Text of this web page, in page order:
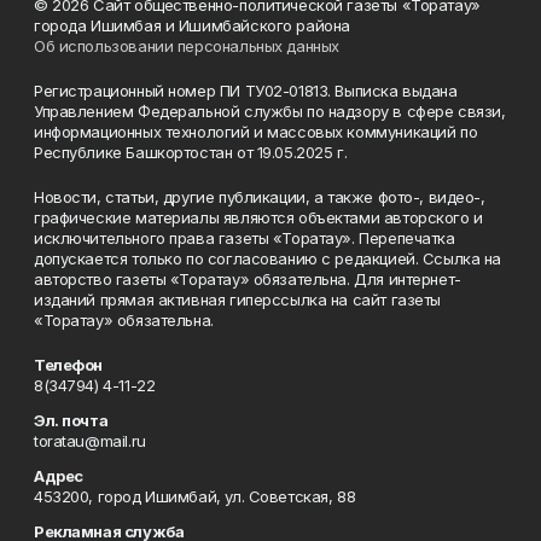
© 2026 Сайт общественно-политической газеты «Торатау»
города Ишимбая и Ишимбайского района
Об использовании персональных данных
Регистрационный номер ПИ ТУ02-01813. Выписка выдана
Управлением Федеральной службы по надзору в сфере связи,
информационных технологий и массовых коммуникаций по
Республике Башкортостан от 19.05.2025 г.
Новости, статьи, другие публикации, а также фото-, видео-,
графические материалы являются объектами авторского и
исключительного права газеты «Торатау». Перепечатка
допускается только по согласованию с редакцией. Ссылка на
авторство газеты «Торатау» обязательна. Для интернет-
изданий прямая активная гиперссылка на сайт газеты
«Торатау» обязательна.
Телефон
8(34794) 4-11-22
Эл. почта
toratau@mail.ru
Адрес
453200, город Ишимбай, ул. Советская, 88
Рекламная служба